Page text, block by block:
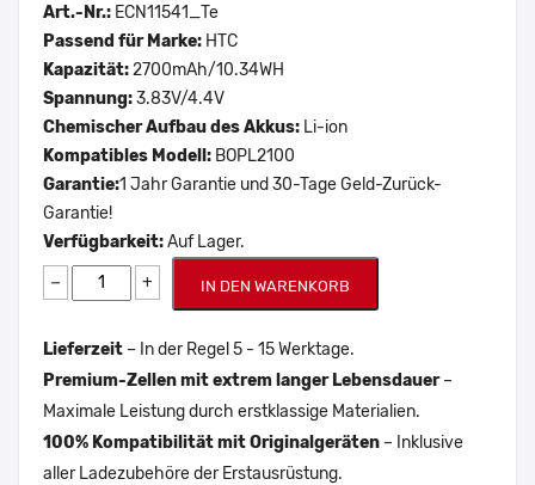
Art.-Nr.: ECN11541_Te
Passend für Marke: HTC
Kapazität:2700mAh/10.34WH
Spannung:3.83V/4.4V
Chemischer Aufbau des Akkus: Li-ion
Kompatibles Modell: BOPL2100
Garantie:1 Jahr Garantie und 30-Tage Geld-Zurück-
Garantie!
Verfügbarkeit:Auf Lager.
− + IN DEN WARENKORB
Lieferzeit – In der Regel 5 - 15 Werktage.
Premium-Zellen mit extrem langer Lebensdauer–
Maximale Leistung durch erstklassige Materialien.
100% Kompatibilität mit Originalgeräten – Inklusive
aller Ladezubehöre der Erstausrüstung.